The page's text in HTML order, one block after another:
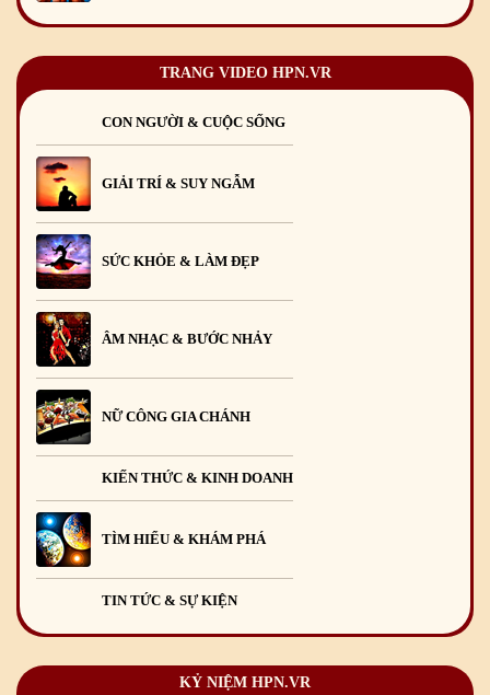
TRANG VIDEO HPN.VR
CON NGƯỜI & CUỘC SỐNG
GIẢI TRÍ & SUY NGẪM
SỨC KHỎE & LÀM ĐẸP
ÂM NHẠC & BƯỚC NHẢY
NỮ CÔNG GIA CHÁNH
KIẾN THỨC & KINH DOANH
TÌM HIỂU & KHÁM PHÁ
TIN TỨC & SỰ KIỆN
KỶ NIỆM HPN.VR